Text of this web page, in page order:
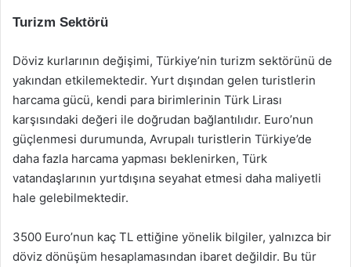
Turizm Sektörü
Döviz kurlarının değişimi, Türkiye’nin turizm sektörünü de
yakından etkilemektedir. Yurt dışından gelen turistlerin
harcama gücü, kendi para birimlerinin Türk Lirası
karşısındaki değeri ile doğrudan bağlantılıdır. Euro’nun
güçlenmesi durumunda, Avrupalı turistlerin Türkiye’de
daha fazla harcama yapması beklenirken, Türk
vatandaşlarının yurtdışına seyahat etmesi daha maliyetli
hale gelebilmektedir.
3500 Euro’nun kaç TL ettiğine yönelik bilgiler, yalnızca bir
döviz dönüşüm hesaplamasından ibaret değildir. Bu tür